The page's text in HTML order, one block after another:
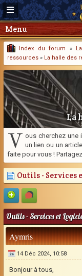
Menu
Index du forum »
ressources » La halle des
La
V ous cherchez une
un lien ou un
faite pour vous !
Outils -
Outils - Services et
Aymris
14 Déc 2024, 10:58
Bonjour à tous,